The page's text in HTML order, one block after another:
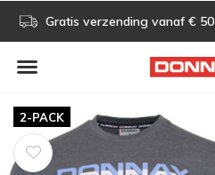
Gratis verzending vanaf € 50
2-PACK